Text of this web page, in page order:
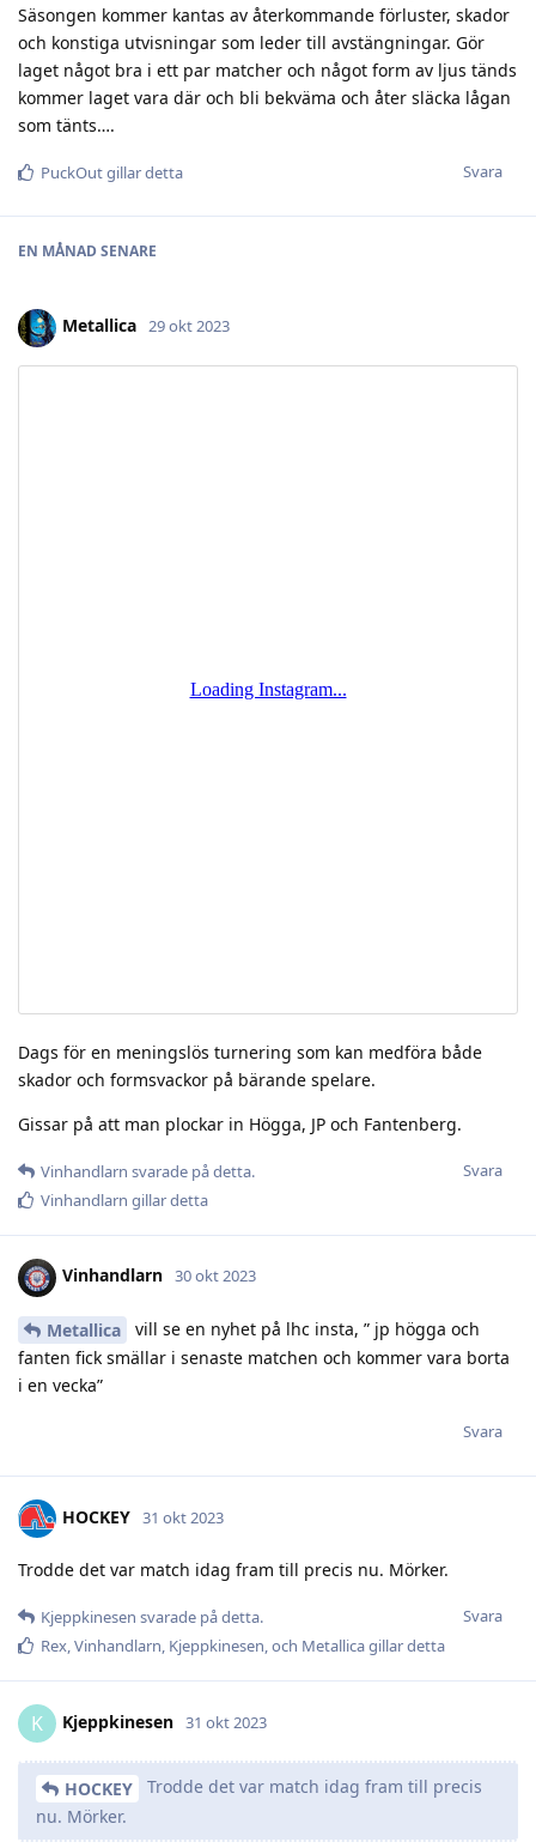
Säsongen kommer kantas av återkommande förluster, skador
och konstiga utvisningar som leder till avstängningar. Gör
laget något bra i ett par matcher och något form av ljus tänds
kommer laget vara där och bli bekväma och åter släcka lågan
som tänts….
Svara
PuckOutgillar detta
EN MÅNADSENARE
Metallica 29 okt 2023
Dags för en meningslös turnering som kan medföra både
skador och formsvackor på bärande spelare.
Gissar på att man plockar in Högga, JP och Fantenberg.
Svara
Vinhandlarn svarade på detta.
Vinhandlarn gillar detta
Vinhandlarn 30 okt 2023
Metallica
vill se en nyhet på lhc insta, ” jp högga och
fanten fick smällar i senaste matchen och kommer vara borta
i en vecka”
Svara
HOCKEY 31 okt 2023
Trodde det var match idag fram till precis nu. Mörker.
Svara
Kjeppkinesen svarade på detta.
Rex,Vinhandlarn, Kjeppkinesen, och Metallicagillar detta
K Kjeppkinesen 31 okt 2023
HOCKEY
Trodde det var match idag fram till precis
nu. Mörker.